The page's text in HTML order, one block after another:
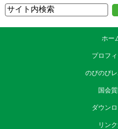
ホー
プロフ
のびのび
国会
ダウン
リン